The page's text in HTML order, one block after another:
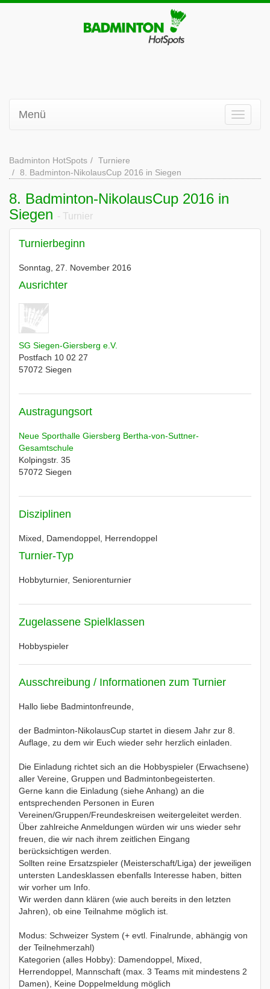
Menü
Badminton HotSpots
Turniere
8. Badminton-NikolausCup 2016 in Siegen
8. Badminton-NikolausCup 2016 in
Siegen - Turnier
Turnierbeginn
Sonntag, 27. November 2016
Ausrichter
SG Siegen-Giersberg e.V.
Postfach 10 02 27
57072 Siegen
Austragungsort
Neue Sporthalle Giersberg Bertha-von-Suttner-
Gesamtschule
Kolpingstr. 35
57072 Siegen
Disziplinen
Mixed, Damendoppel, Herrendoppel
Turnier-Typ
Hobbyturnier, Seniorenturnier
Zugelassene Spielklassen
Hobbyspieler
Ausschreibung / Informationen zum Turnier
Hallo liebe Badmintonfreunde,
der Badminton-NikolausCup startet in diesem Jahr zur 8.
Auflage, zu dem wir Euch wieder sehr herzlich einladen.
Die Einladung richtet sich an die Hobbyspieler (Erwachsene)
aller Vereine, Gruppen und Badmintonbegeisterten.
Gerne kann die Einladung (siehe Anhang) an die
entsprechenden Personen in Euren
Vereinen/Gruppen/Freundeskreisen weitergeleitet werden.
Über zahlreiche Anmeldungen würden wir uns wieder sehr
freuen, die wir nach ihrem zeitlichen Eingang
berücksichtigen werden.
Sollten reine Ersatzspieler (Meisterschaft/Liga) der jeweiligen
untersten Landesklassen ebenfalls Interesse haben, bitten
wir vorher um Info.
Wir werden dann klären (wie auch bereits in den letzten
Jahren), ob eine Teilnahme möglich ist.
Modus: Schweizer System (+ evtl. Finalrunde, abhängig von
der Teilnehmerzahl)
Kategorien (alles Hobby): Damendoppel, Mixed,
Herrendoppel, Mannschaft (max. 3 Teams mit mindestens 2
Damen), Keine Doppelmeldung möglich